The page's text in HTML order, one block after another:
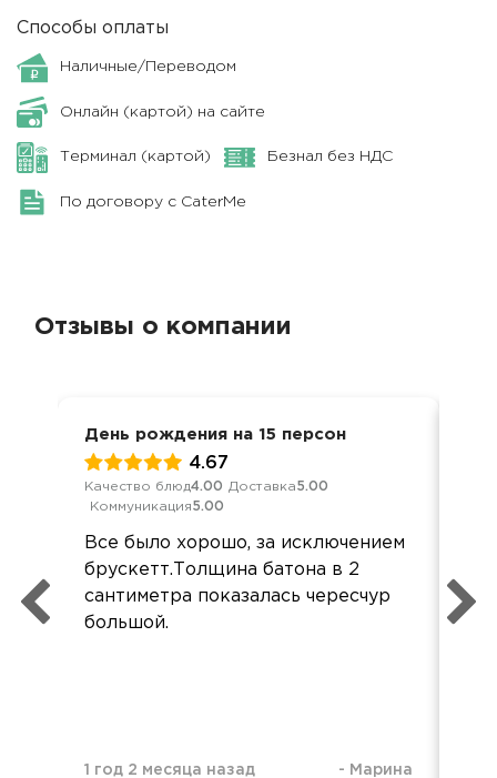
Способы оплаты
Наличные/Переводом
Онлайн (картой) на сайте
Терминал (картой) Безнал без НДС
По договору с CaterMe
Отзывы о компании
День рождения на 15 персон
4.67
Качество блюд4.00 Доставка5.00
Коммуникация5.00
Все было хорошо, за исключением
брускетт.Толщина батона в 2
сантиметра показалась чересчур
большой.
1 год 2 месяца назад - Марина